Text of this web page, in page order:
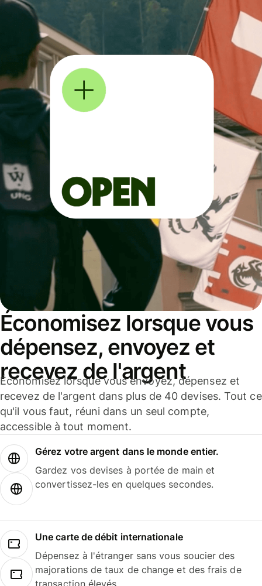
Économisez lorsque vous
dépensez, envoyez et
recevez de l'argent
Économisez lorsque vous envoyez, dépensez et
recevez de l'argent dans plus de 40 devises. Tout ce
qu'il vous faut, réuni dans un seul compte,
accessible à tout moment.
Gérez votre argent dans le monde entier.
Gardez vos devises à portée de main et
convertissez-les en quelques secondes.
Une carte de débit internationale
Dépensez à l'étranger sans vous soucier des
majorations de taux de change et des frais de
transaction élevés.